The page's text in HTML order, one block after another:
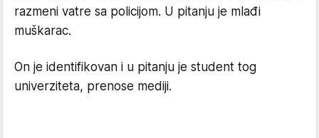
razmeni vatre sa policijom. U pitanju je mlađi
muškarac.
On je identifikovan i u pitanju je student tog
univerziteta, prenose mediji.